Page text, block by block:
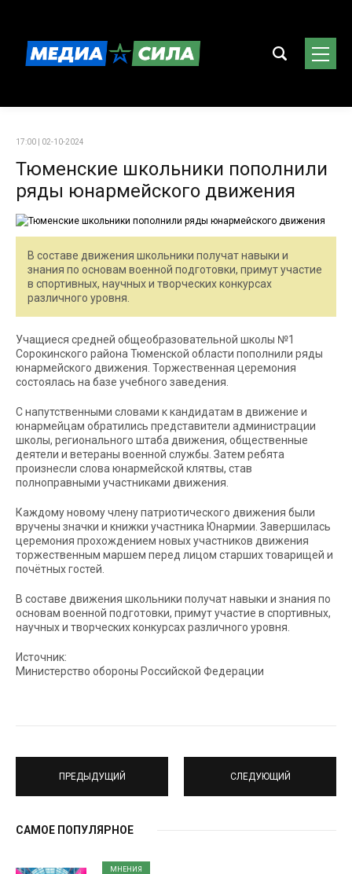
17:00 | 02-10-2024
Тюменские школьники пополнили
ряды юнармейского движения
В составе движения школьники получат навыки и
знания по основам военной подготовки, примут участие
в спортивных, научных и творческих конкурсах
различного уровня.
Учащиеся средней общеобразовательной школы №1
Сорокинского района Тюменской области пополнили ряды
юнармейского движения. Торжественная церемония
состоялась на базе учебного заведения.
С напутственными словами к кандидатам в движение и
юнармейцам обратились представители администрации
школы, регионального штаба движения, общественные
деятели и ветераны военной службы. Затем ребята
произнесли слова юнармейской клятвы, став
полноправными участниками движения.
Каждому новому члену патриотического движения были
вручены значки и книжки участника Юнармии. Завершилась
церемония прохождением новых участников движения
торжественным маршем перед лицом старших товарищей и
почётных гостей.
В составе движения школьники получат навыки и знания по
основам военной подготовки, примут участие в спортивных,
научных и творческих конкурсах различного уровня.
Источник:
Министерство обороны Российской Федерации
ПРЕДЫДУЩИЙ СЛЕДУЮЩИЙ
САМОЕ ПОПУЛЯРНОЕ
МНЕНИЯ